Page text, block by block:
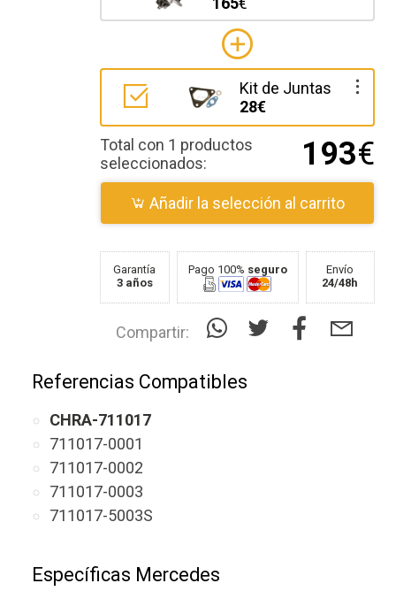
Kit de Juntas
28€
Total con 1 productos
seleccionados:
193€
Añadir la selección al carrito
Garantía
3 años
Pago 100% seguro
Envío
24/48h
Compartir:
Referencias Compatibles
CHRA-711017
711017-0001
711017-0002
711017-0003
711017-5003S
Específicas Mercedes